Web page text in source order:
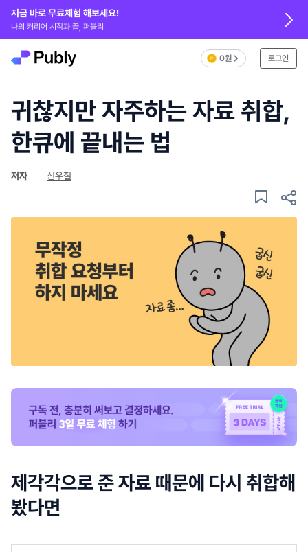
지금 바로 무료체험 해보세요!
나의 커리어 시작과 끝, 퍼블리
0원 로그인
귀찮지만 자주하는 자료 취합,
한큐에 끝내는 법
저자 신우철
제각각으로 준 자료 때문에 다시 취합해
봤다면